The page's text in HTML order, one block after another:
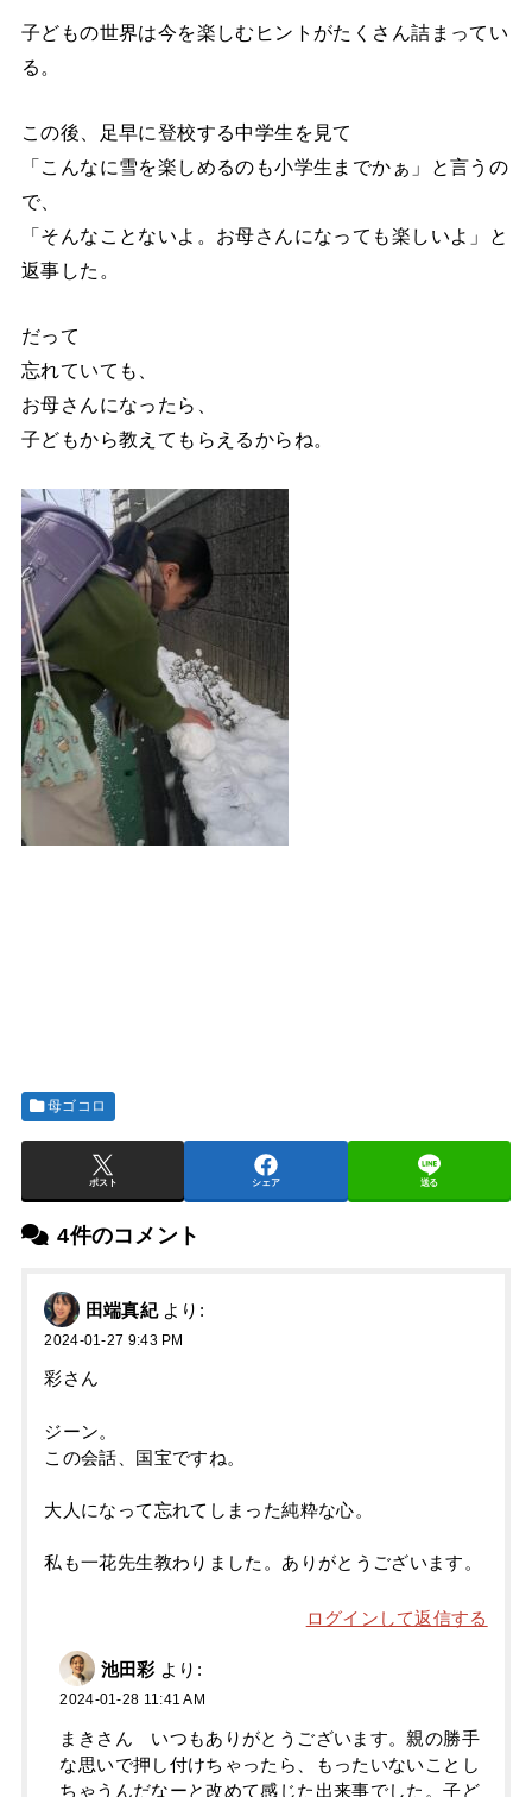
子どもの世界は今を楽しむヒントがたくさん詰まってい
る。
この後、足早に登校する中学生を見て
「こんなに雪を楽しめるのも小学生までかぁ」と言うの
で、
「そんなことないよ。お母さんになっても楽しいよ」と
返事した。
だって
忘れていても、
お母さんになったら、
子どもから教えてもらえるからね。
母ゴコロ
ポスト シェア 送る
4件のコメント
田端真紀 より:
2024-01-27 9:43 PM
彩さん
ジーン。
この会話、国宝ですね。
大人になって忘れてしまった純粋な心。
私も一花先生教わりました。ありがとうございます。
ログインして返信する
池田彩 より:
2024-01-28 11:41 AM
まきさん いつもありがとうございます。親の勝手
な思いで押し付けちゃったら、もったいないことし
ちゃうんだなーと改めて感じた出来事でした。子ど